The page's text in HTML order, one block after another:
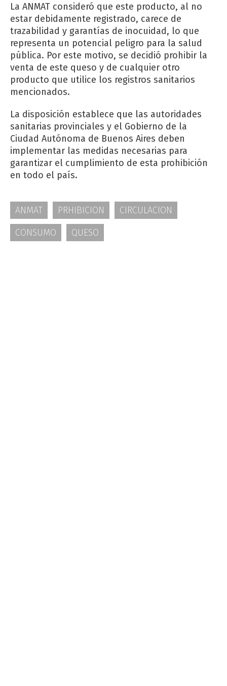
La ANMAT consideró que este producto, al no
estar debidamente registrado, carece de
trazabilidad y garantías de inocuidad, lo que
representa un potencial peligro para la salud
pública. Por este motivo, se decidió prohibir la
venta de este queso y de cualquier otro
producto que utilice los registros sanitarios
mencionados.
La disposición establece que las autoridades
sanitarias provinciales y el Gobierno de la
Ciudad Autónoma de Buenos Aires deben
implementar las medidas necesarias para
garantizar el cumplimiento de esta prohibición
en todo el país.
ANMAT PRHIBICION
CIRCULACION
CONSUMO
QUESO